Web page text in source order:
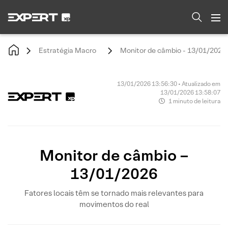
Estratégia Macro Monitor de câmbio - 13/01/2026
13/01/2026 13:56:30 • Atualizado em
13/01/2026 13:58:07
1 minuto de leitura
Monitor de câmbio –
13/01/2026
Fatores locais têm se tornado mais relevantes para
movimentos do real